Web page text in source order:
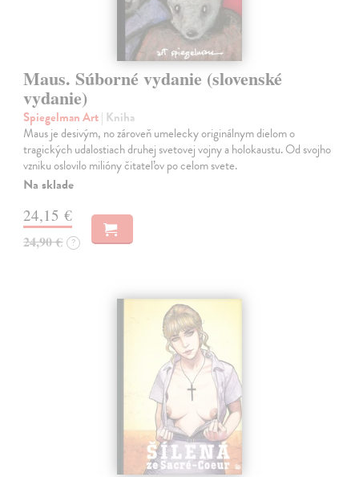
Maus. Súborné vydanie (slovenské
vydanie)
Spiegelman Art| Kniha
Maus je desivým, no zároveň umelecky originálnym dielom o
tragických udalostiach druhej svetovej vojny a holokaustu. Od svojho
vzniku oslovilo milióny čitateľov po celom svete.
Na sklade
24,15 €
24,90 € ?